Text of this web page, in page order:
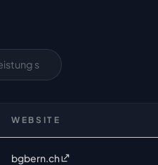
WEBSITE
bgbern.ch